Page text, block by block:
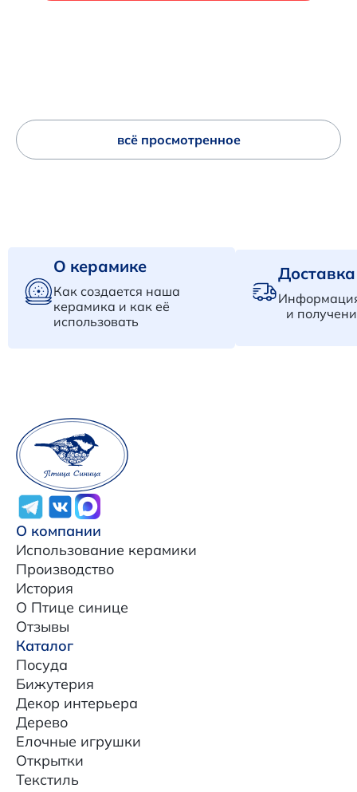
всё просмотренное
О керамике
Как создается наша
керамика и как её
использовать
и
О компании
Использование керамики
Производство
История
О Птице синице
Отзывы
Каталог
Посуда
Бижутерия
Декор интерьера
Дерево
Елочные игрушки
Открытки
Текстиль